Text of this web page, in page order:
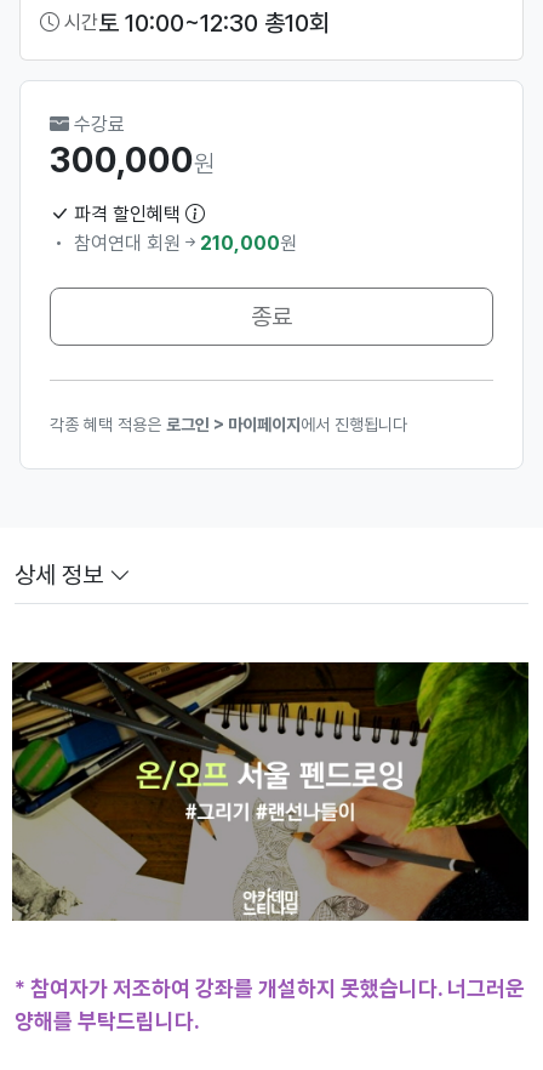
시간토 10:00~12:30 총10회
수강료
300,000원
파격 할인혜택
참여연대 회원
210,000원
종료
각종 혜택 적용은 로그인 > 마이페이지 에서 진행됩니다
상세 정보
* 참여자가 저조하여 강좌를 개설하지 못했습니다. 너그러운
양해를 부탁드립니다.